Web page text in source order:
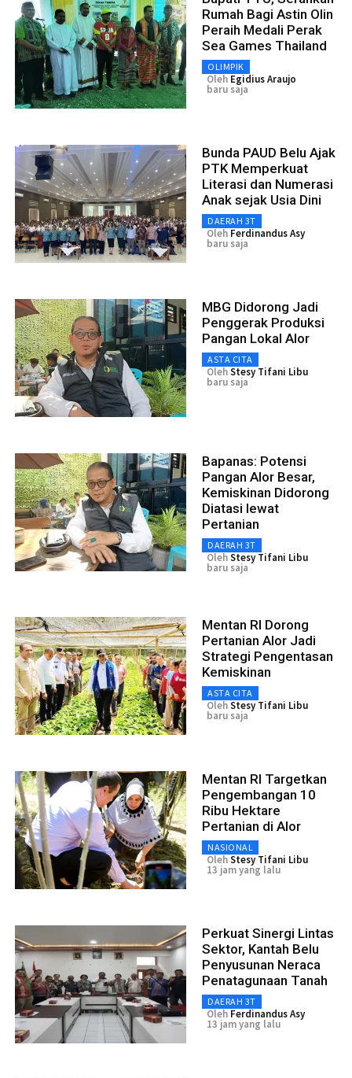
Rumah Bagi Astin Olin
Peraih Medali Perak
Sea Games Thailand
OLIMPIK
Oleh Egidius Araujo
baru saja
Bunda PAUD Belu Ajak
PTK Memperkuat
Literasi dan Numerasi
Anak sejak Usia Dini
DAERAH 3T
Oleh Ferdinandus Asy
baru saja
MBG Didorong Jadi
Penggerak Produksi
Pangan Lokal Alor
ASTA CITA
OlehStesy Tifani Libu
baru saja
Bapanas: Potensi
Pangan Alor Besar,
Kemiskinan Didorong
Diatasi lewat
Pertanian
DAERAH 3T
OlehStesy Tifani Libu
baru saja
Mentan RI Dorong
Pertanian Alor Jadi
Strategi Pengentasan
Kemiskinan
ASTA CITA
OlehStesy Tifani Libu
baru saja
Mentan RI Targetkan
Pengembangan 10
Ribu Hektare
Pertanian di Alor
NASIONAL
OlehStesy Tifani Libu
13 jam yang lalu
Perkuat Sinergi Lintas
Sektor, Kantah Belu
Penyusunan Neraca
Penatagunaan Tanah
DAERAH 3T
Oleh Ferdinandus Asy
13 jam yang lalu